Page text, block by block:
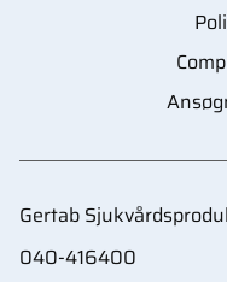
Gertab
040-416400